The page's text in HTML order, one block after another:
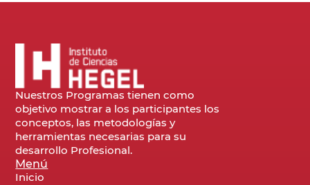
Nuestros Programas tienen como
objetivo mostrar a los participantes los
conceptos, las metodologías y
herramientas necesarias para su
desarrollo Profesional.
Menú
Inicio